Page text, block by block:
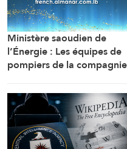
Ministère saoudien de
l’Énergie : Les équipes de
pompiers de la compagnie
incendie qui s’est déclaré
l’aube dans l’une des
installations de la raffinerie
de Jizan, sans enregistrer
de blessés.